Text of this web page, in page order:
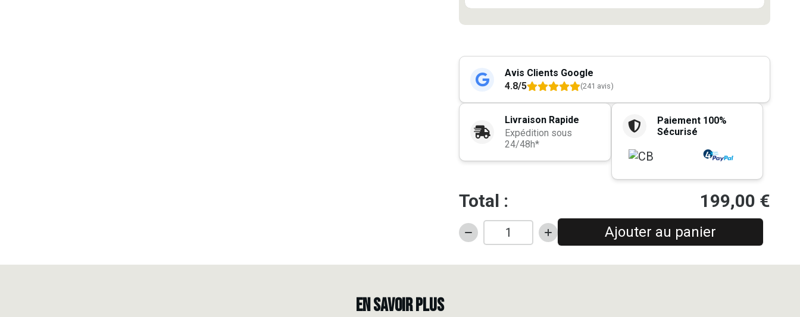
Avis Clients Google
4.8/5
(241 avis)
Livraison Rapide
Expédition sous
24/48h*
Paiement 100%
Sécurisé
Total : 199,00 €
quantité
Kit
Ajouter au panier
EN SAVOIR PLUS